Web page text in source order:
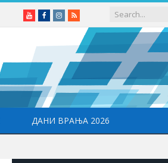
YoutubeFacebookInstagram
RSS
ДАНИ ВРАЊА 2026